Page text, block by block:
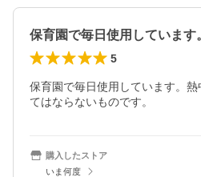
5
保育園で毎日使用しています。熱
てはならないものです。
購入したストア
いま何度